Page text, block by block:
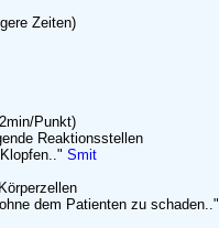
Zeiten)
Punkt)
Reaktionsstellen
Smit
dem Patienten zu schaden.."